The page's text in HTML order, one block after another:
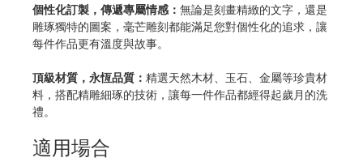
個性化訂製，傳遞專屬情感： 無論是刻畫精緻的文字，還是
雕琢獨特的圖案，毫芒雕刻都能滿足您對個性化的追求，讓
每件作品更有溫度與故事。
頂級材質，永恆品質： 精選天然木材、玉石、金屬等珍貴材
料，搭配精雕細琢的技術，讓每一件作品都經得起歲月的洗
禮。
適用場合